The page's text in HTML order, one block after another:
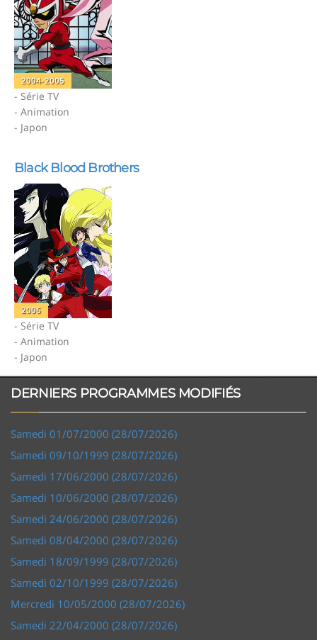
2004-2005
- Série TV
- Animation
- Japon
Black Blood Brothers
2006
- Série TV
- Animation
- Japon
DERNIERS PROGRAMMES MODIFIÉS
Samedi 01/07/2000 (28/07/2026)
Samedi 09/10/1999 (28/07/2026)
Samedi 17/06/2000 (28/07/2026)
Samedi 10/06/2000 (28/07/2026)
Samedi 24/06/2000 (28/07/2026)
Samedi 08/04/2000 (28/07/2026)
Samedi 18/09/1999 (28/07/2026)
Samedi 02/10/1999 (28/07/2026)
Mercredi 10/05/2000 (28/07/2026)
Samedi 22/04/2000 (28/07/2026)